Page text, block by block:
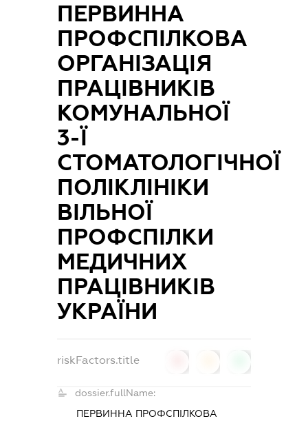
ПЕРВИННА
ПРОФСПІЛКОВА
ОРГАНІЗАЦІЯ
ПРАЦІВНИКІВ
КОМУНАЛЬНОЇ
3-Ї
СТОМАТОЛОГІЧНОЇ
ПОЛІКЛІНІКИ
ВІЛЬНОЇ
ПРОФСПІЛКИ
МЕДИЧНИХ
ПРАЦІВНИКІВ
УКРАЇНИ
riskFactors.title
dossier.fullName:
ПЕРВИННА ПРОФСПІЛКОВА